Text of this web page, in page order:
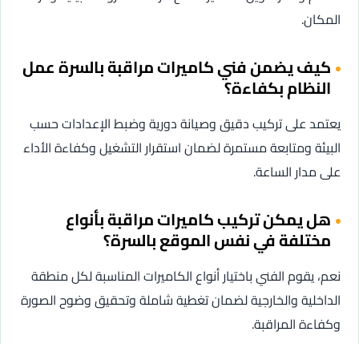
المكان.
كيف يضمن فني كاميرات مراقبة بالسرة عمل
النظام بكفاءة؟
يعتمد على تركيب دقيق وصيانة دورية وضبط الإعدادات حسب
البيئة ومتابعة مستمرة لضمان استقرار التشغيل وكفاءة الأداء
على مدار الساعة.
هل يمكن تركيب كاميرات مراقبة بأنواع
مختلفة في نفس الموقع بالسرة؟
نعم، يقوم الفني باختيار أنواع الكاميرات المناسبة لكل منطقة
الداخلية والخارجية لضمان تغطية شاملة وتحقيق وضوح الصورة
وكفاءة المراقبة.